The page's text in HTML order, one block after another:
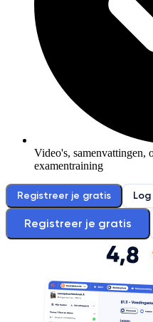
Video's, samenvattingen,
examentraining
Registreer je gratis Log
Registreer je gratis